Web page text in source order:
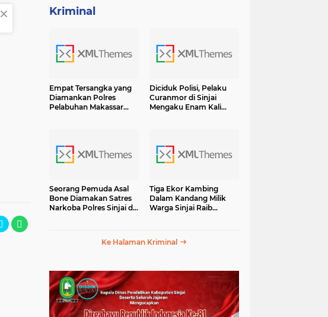
Kriminal
Empat Tersangka yang
Diamankan Polres
Pelabuhan Makassar
Diciduk Polisi, Pelaku
Curanmor di Sinjai
Mengaku Enam Kali
Seorang Pemuda Asal
Bone Diamakan Satres
Narkoba Polres Sinjai di
Tiga Ekor Kambing
Dalam Kandang Milik
Warga Sinjai Raib
Ke Halaman Kriminal
×